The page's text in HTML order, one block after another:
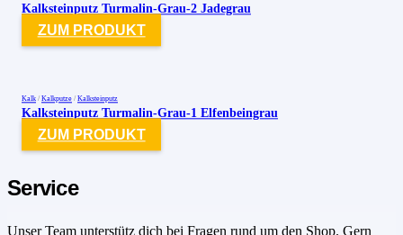
Kalksteinputz Turmalin-Grau-2 Jadegrau
ZUM PRODUKT
Kalk / Kalkputze / Kalksteinputz
Kalksteinputz Turmalin-Grau-1 Elfenbeingrau
ZUM PRODUKT
Service
Unser Team unterstütz dich bei Fragen rund um den Shop. Gern